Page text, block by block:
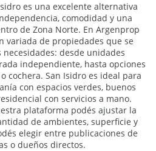
es una excelente alternativa
comodidad y una
de Zona Norte. En Argenprop
variada de propiedades que se
desde unidades
independiente, hasta opciones
cochera. San Isidro es ideal para
con espacios verdes, buenos
con servicios a mano.
plataforma podés ajustar la
de ambientes, superficie y
elegir entre publicaciones de
o dueños directos.